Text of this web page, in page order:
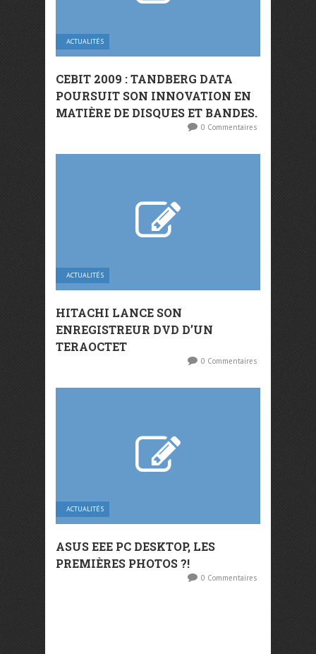
ACTUALITÉS
CEBIT 2009 : TANDBERG DATA
POURSUIT SON INNOVATION EN
MATIÈRE DE DISQUES ET BANDES.
0 Commentaires
ACTUALITÉS
HITACHI LANCE SON
ENREGISTREUR DVD D’UN
TERAOCTET
0 Commentaires
ACTUALITÉS
ASUS EEE PC DESKTOP, LES
PREMIÈRES PHOTOS ?!
0 Commentaires